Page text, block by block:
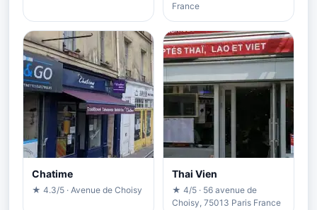
France
Chatime
★ 4.3/5 · Avenue de Choisy
Thai Vien
★ 4/5 · 56 avenue de
Choisy, 75013 Paris France